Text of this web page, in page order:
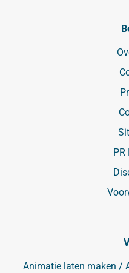
PR
Animatie laten maken /